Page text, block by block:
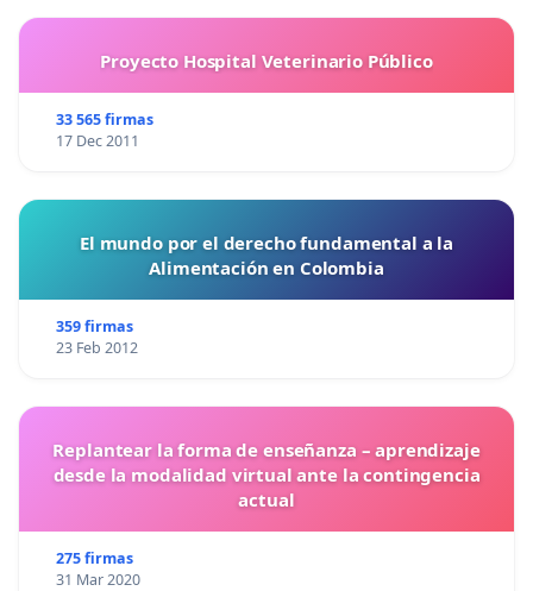
Proyecto Hospital Veterinario Público
33 565 firmas
17 Dec 2011
El mundo por el derecho fundamental a la
Alimentación en Colombia
359 firmas
23 Feb 2012
Replantear la forma de enseñanza – aprendizaje
desde la modalidad virtual ante la contingencia
actual
275 firmas
31 Mar 2020